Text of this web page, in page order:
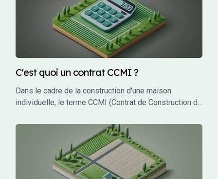
C'est quoi un contrat CCMI ?
Dans le cadre de la construction d'une maison
individuelle, le terme CCMI (Contrat de Construction de
contrat encadre les relations entre le futur propriétaire
et le constructeur, garantissant une protection juridique
et financière tout au long du projet. Mais qu'est-ce que
le CCMI exactement, et pourquoi est-il si crucial pour
les particuliers qui souhaitent faire construire leur